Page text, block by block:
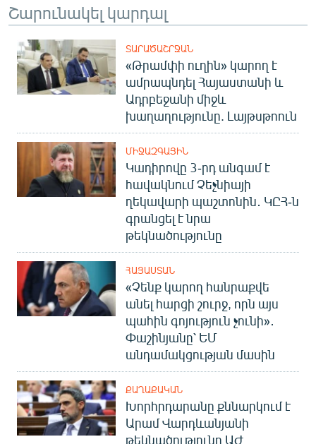
Շարունակել կարդալ
ՏԱՐԱԾԱՇՐՋԱՆ
«Թրամփի ուղին» կարող է
ամրապնդել Հայաստանի և
Ադրբեջանի միջև
խաղաղությունը. Լայթսթոուն
ՄԻՋԱԶԳԱՅԻՆ
Կադիրովը 3-րդ անգամ է
հավակնում Չեչնիայի
ղեկավարի պաշտոնին․ ԿԸՀ-ն
գրանցել է նրա
թեկնածությունը
ՀԱՅԱՍՏԱՆ
«Չենք կարող հանրաքվե
անել հարցի շուրջ, որն այս
պահին գոյություն չունի»․
Փաշինյանը՝ ԵՄ
անդամակցության մասին
ՔԱՂԱՔԱԿԱՆ
Խորհրդարանը քննարկում է
Արամ Վարդևանյանի
թեկնածությունը ԱԺ